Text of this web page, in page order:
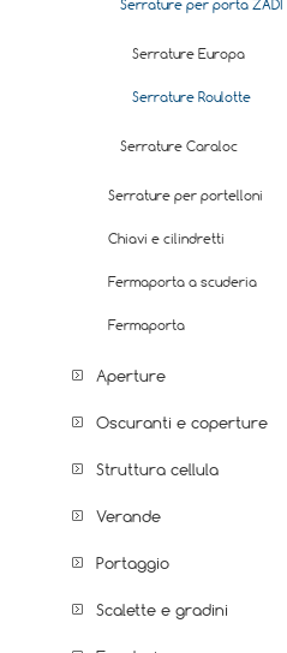
Serrature per porta ZADI
Serrature Europa
Serrature Roulotte
Serrature Caraloc
Serrature per portelloni
Chiavi e cilindretti
Fermaporta a scuderia
Fermaporta
Aperture
Oscuranti e coperture
Struttura cellula
Verande
Portaggio
Scalette e gradini